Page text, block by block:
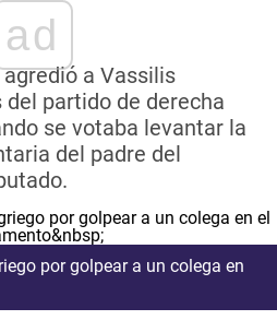
ad
a Vassilis
partido de derecha
se votaba levantar la
del padre del
por golpear a un colega en